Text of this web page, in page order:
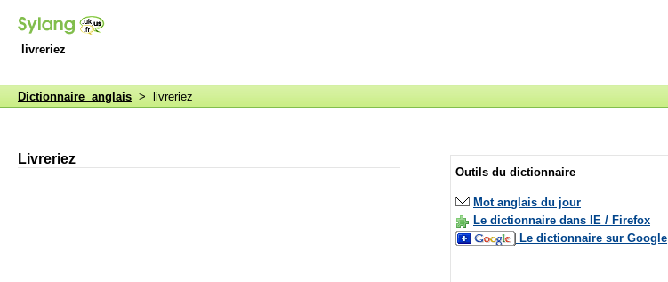
livreriez
Dictionnaire anglais > livreriez
Livreriez
Outils du dictionnaire
Mot anglais du jour
Le dictionnaire dans IE / Firefox
Le dictionnaire sur Google